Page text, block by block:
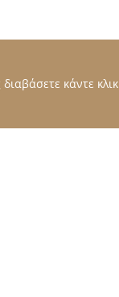
κάντε κλικ